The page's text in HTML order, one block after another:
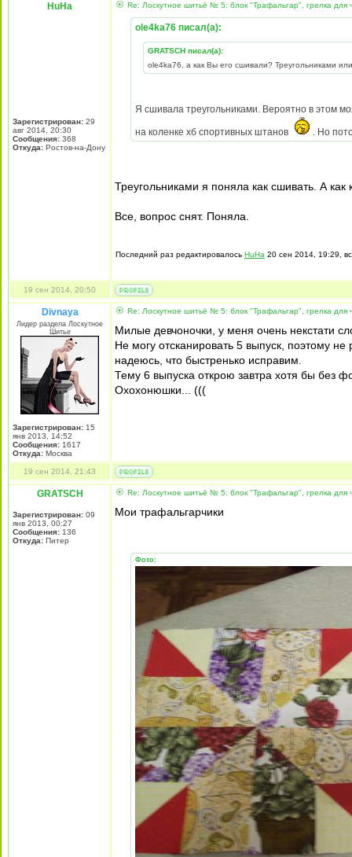
HuHa
Зарегистрирован: 29
авг 2014, 20:30
Сообщения: 368
Откуда: Ростов-на-Дону
Re: Лоскутное шитьё № 5: блок "Трафальгар", грелка для
ole4ka76 писал(а):
GRATSCH писал(а):
ole4ka76, а как Вы его сшивали? Треугольниками
Я сшивала треугольниками. Вероятно в этом
на коленке хб спортивных штанов . Но
Треугольниками я поняла как сшивать. А как
Все, вопрос снят. Поняла.
Последний раз редактировалось HuHa 20 сен 2014, 19:29,
19 сен 2014, 20:50
Divnaya
Лидер раздела Лоскутное
Шитье
Зарегистрирован: 15
янв 2013, 14:52
Сообщения: 1617
Откуда: Mосква
Re: Лоскутное шитьё № 5: блок "Трафальгар", грелка для
Милые девчоночки, у меня очень некстати
Не могу отсканировать 5 выпуск, поэтому
надеюсь, что быстренько исправим.
Тему 6 выпуска открою завтра хотя бы без
Охохонюшки... (((
19 сен 2014, 21:43
GRATSCH
Зарегистрирован: 09
янв 2013, 00:27
Сообщения: 136
Откуда: Питер
Re: Лоскутное шитьё № 5: блок "Трафальгар", грелка для
Мои трафальгарчики
Фото: